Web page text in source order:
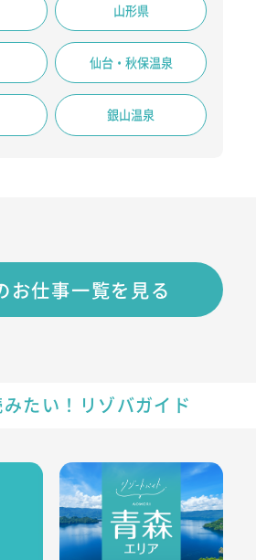
山形県
仙台・秋保温泉
銀山温泉
お仕事一覧を見る
たい！リゾバガイド
・エリア情報青森県のリゾートバイト・エリ